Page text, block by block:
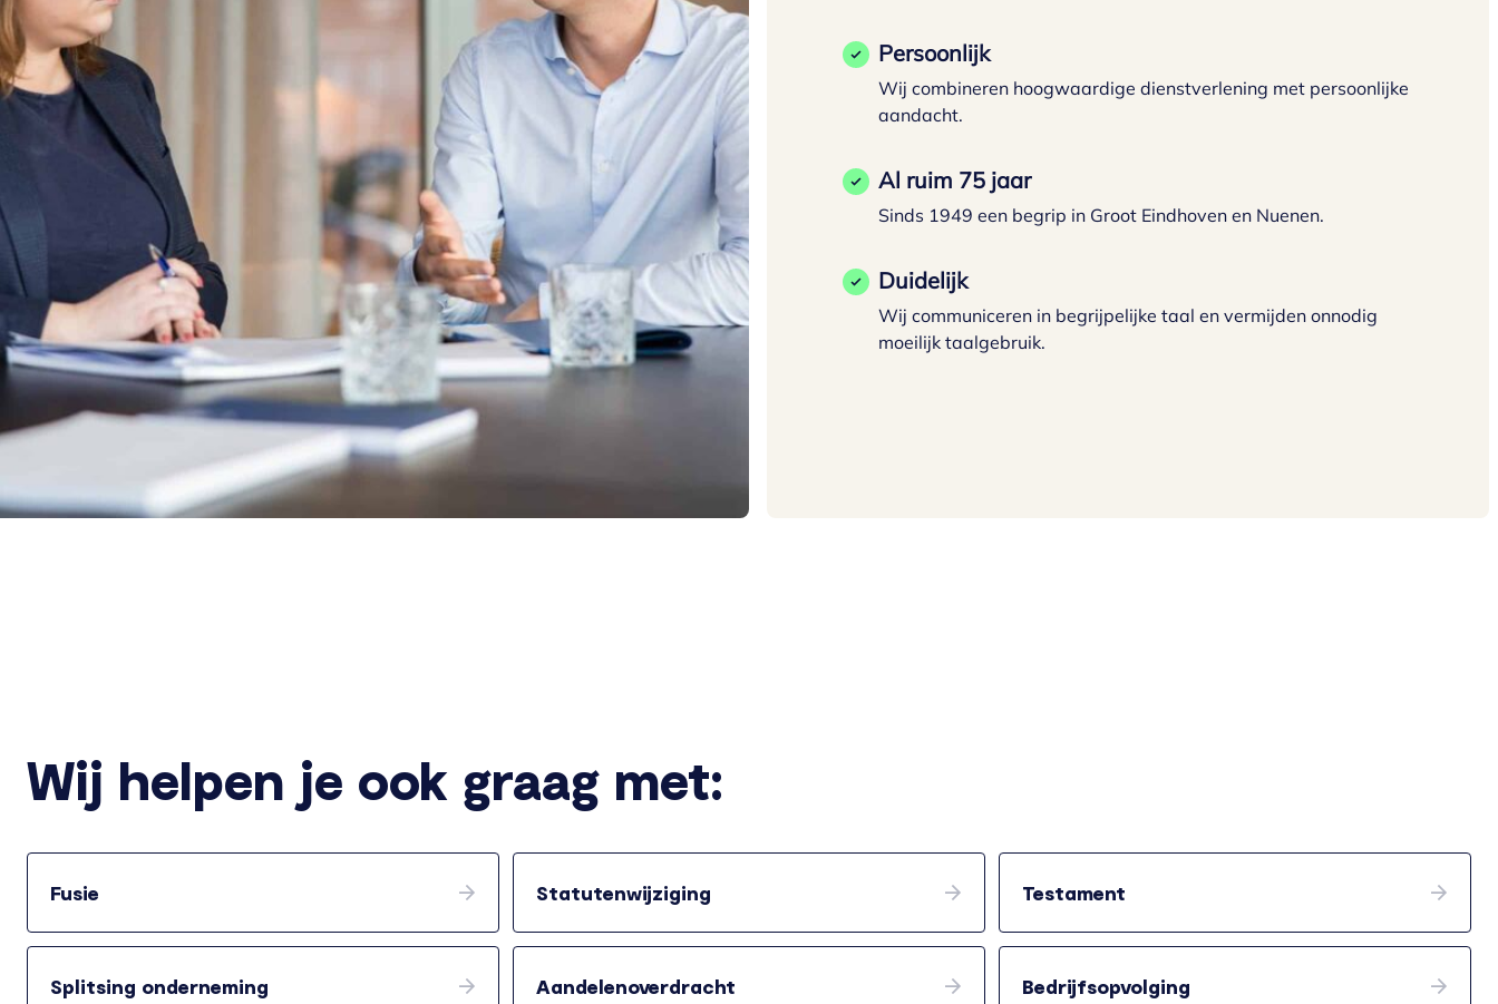
Persoonlijk
Wij combineren hoogwaardige dienstverlening met persoonlijke
aandacht.
Al ruim 75 jaar
Sinds 1949 een begrip in Groot Eindhoven en Nuenen.
Duidelijk
Wij communiceren in begrijpelijke taal en vermijden onnodig
moeilijk taalgebruik.
Wij helpen je ook graag met:
Fusie Statutenwijziging Testament
Splitsing onderneming Aandelenoverdracht Bedrijfsopvolging